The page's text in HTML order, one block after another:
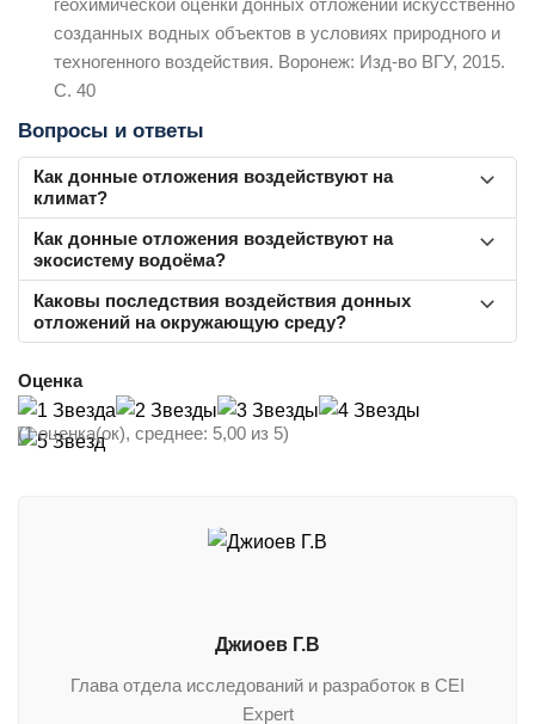
геохимической оценки донных отложений искусственно
созданных водных объектов в условиях природного и
техногенного воздействия. Воронеж: Изд-во ВГУ, 2015.
С. 40
Вопросы и ответы
Как донные отложения воздействуют на
климат?
Донные отложения влияют на климат, изменяя
температуру и выделяя метан, который способствует
глобальному потеплению. Их изучение помогает
определить климатические изменения, анализируя
состав осадков и микрофауну.
Как донные отложения воздействуют на
экосистему водоёма?
Донные отложения очищают воду, накапливая вредные
вещества, но и сами могут стать источником вторичного
Каковы последствия воздействия донных
отложений на окружающую среду?
водоёмах в зависимости от интенсивности питания.
Накопление вредных веществ в них может снизить
продуктивность донных сообществ и негативно
состав и нарушает пищевые цепи.
Оценка
(1 оценка(ок), среднее: 5,00 из 5)
Джиоев Г.В
Глава отдела исследований и разработок в CEI
Expert